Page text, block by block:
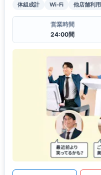
体組成計 Wi-Fi 他店舗利用
営業時間
24:00間